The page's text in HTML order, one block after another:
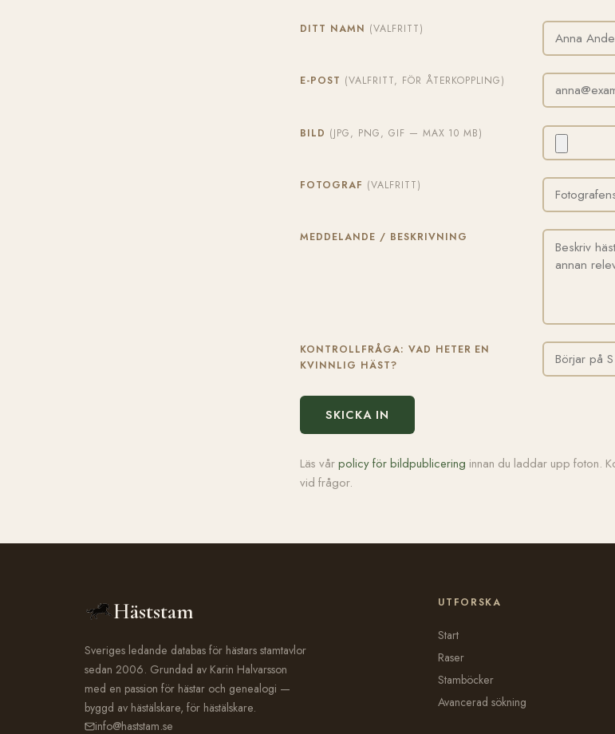
DITT NAMN (VALFRITT)
E-POST (VALFRITT, FÖR ÅTERKOPPLING)
BILD (JPG, PNG, GIF — MAX 10 MB)
FOTOGRAF (VALFRITT)
MEDDELANDE / BESKRIVNING
KONTROLLFRÅGA: VAD HETER EN
KVINNLIG HÄST?
SKICKA IN
Läs vårpolicy för bildpublicering innan du laddar upp foton.
vid frågor.
Häststam
Sveriges ledande databas för hästars stamtavlor
sedan 2006. Grundad av Karin Halvarsson
med en passion för hästar och genealogi —
byggd av hästälskare, för hästälskare.
info@haststam.se
UTFORSKA
Start
Raser
Stamböcker
Avancerad sökning